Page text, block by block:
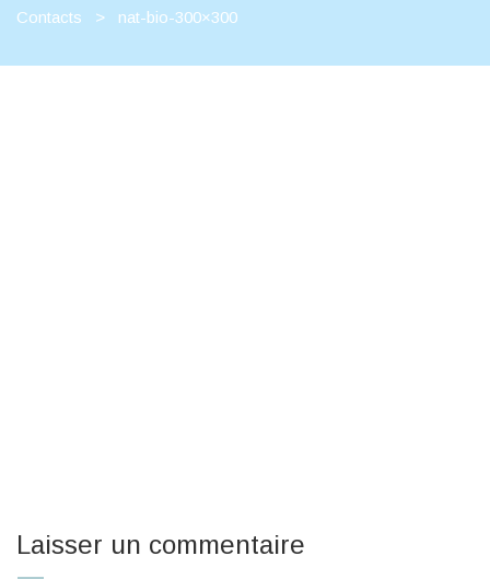
Contacts > nat-bio-300×300
Laisser un commentaire